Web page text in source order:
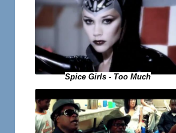
Spice Girls - Too Much